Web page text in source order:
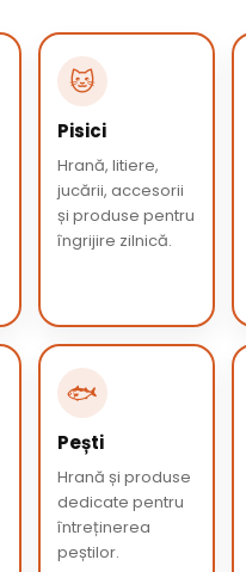
🐱
Pisici
Hrană, litiere,
jucării, accesorii
și produse pentru
îngrijire zilnică.
🐟
Pești
Hrană și produse
dedicate pentru
întreținerea
peștilor.